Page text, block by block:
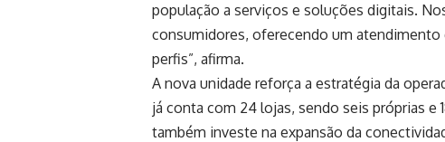
população a serviços e soluções digitais.
consumidores, oferecendo um
perfis”, afirma.
A nova unidade reforça a estratégia da
já conta com 24 lojas, sendo seis próprias e
também investe na expansão da